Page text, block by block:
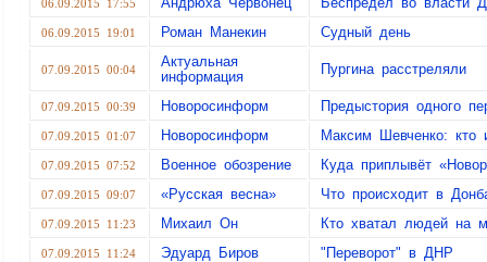
06.09.2015 17:55
06.09.2015 19:01 Роман Манекин Судный день
07.09.2015 00:04
Актуальная
информация
Пургина расстреляли
07.09.2015 00:39 Новоросинформ Предыстория одного
07.09.2015 01:07 Новоросинформ Максим Шевченко: кто
07.09.2015 07:52 Военное обозрение Куда приплывёт
07.09.2015 09:07 «Русская весна» Что происходит в
07.09.2015 11:23 Михаил Он Кто хватал людей на
07.09.2015 11:24 Эдуард Биров "Переворот" в ДНР